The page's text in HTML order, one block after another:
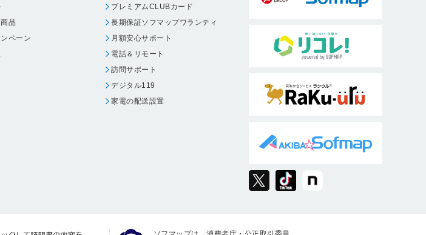
品
ペーン
プレミアムCLUBカード
長期保証ソフマップワランティ
月額安心サポート
電話＆リモート
訪問サポート
デジタル119
家電の配送設置